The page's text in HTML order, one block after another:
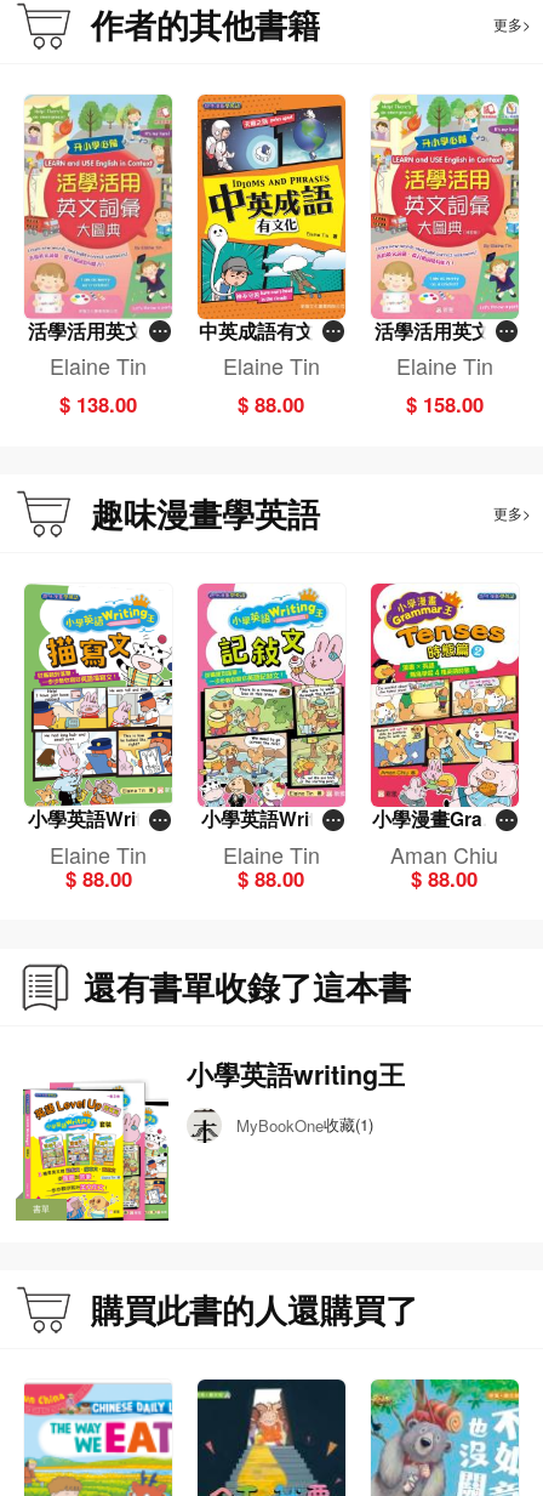
作者的其他書籍 更多>
活學活用英文詞
彙大圖典﹝LEA
glish in Contex
Elaine Tin
$ 138.00
中英成語有文化I
DIOMS AND PH
畫學英語〕
Elaine Tin
$ 88.00
活學活用英文詞
彙大圖典 LEAR
sh in Context(新
Elaine Tin
$ 158.00
趣味漫畫學英語 更多>
小學英語Writing
王：描寫文（趣
味漫畫學英語）
Elaine Tin
$ 88.00
小學英語Writing
王：記敍文（趣
味漫畫學英語）
Elaine Tin
$ 88.00
小學漫畫Gramm
ar王：Tenses時
態篇2(趣味漫畫
Aman Chiu
$ 88.00
還有書單收錄了這本書
書單
小學英語writing王
MyBookOne收藏(1)
購買此書的人還購買了